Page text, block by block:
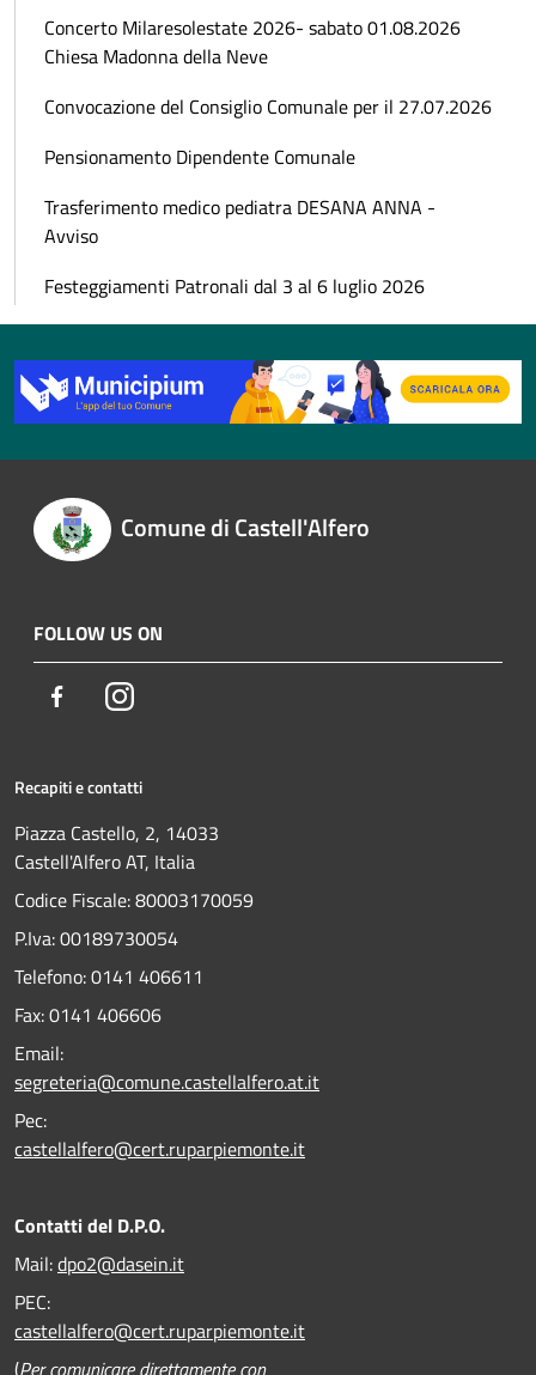
Concerto Milaresolestate 2026- sabato 01.08.2026
Chiesa Madonna della Neve
Convocazione del Consiglio Comunale per il 27.07.2026
Pensionamento Dipendente Comunale
Trasferimento medico pediatra DESANA ANNA -
Avviso
Festeggiamenti Patronali dal 3 al 6 luglio 2026
Comune di Castell'Alfero
FOLLOW US ON
FacebookInstagram
Recapiti e contatti
Piazza Castello, 2, 14033
Castell'Alfero AT, Italia
Codice Fiscale: 80003170059
P.Iva: 00189730054
Telefono:0141 406611
Fax:0141 406606
Email:
segreteria@comune.castellalfero.at.it
Pec:
castellalfero@cert.ruparpiemonte.it
Contatti del D.P.O.
Mail:dpo2@dasein.it
PEC:
castellalfero@cert.ruparpiemonte.it
(Per comunicare direttamente con